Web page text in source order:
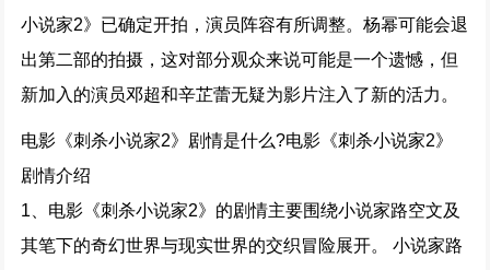
小说家2》已确定开拍，演员阵容有所调整。杨幂可能会退
出第二部的拍摄，这对部分观众来说可能是一个遗憾，但
新加入的演员邓超和辛芷蕾无疑为影片注入了新的活力。
电影《刺杀小说家2》剧情是什么?电影《刺杀小说家2》
剧情介绍
1、电影《刺杀小说家2》的剧情主要围绕小说家路空文及
其笔下的奇幻世界与现实世界的交织冒险展开。 小说家路